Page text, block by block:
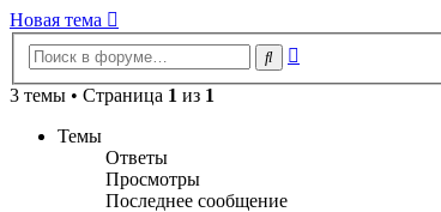
Новая тема
Поиск
3 темы • Страница 1 из 1
Темы
Ответы
Просмотры
Последнее сообщение